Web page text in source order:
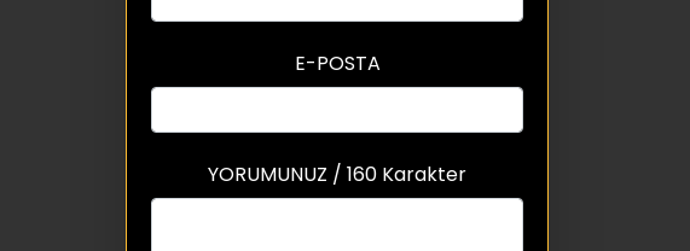
E-POSTA
YORUMUNUZ / 160 Karakter